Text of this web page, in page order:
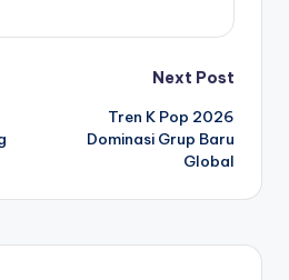
Next Post
Tren K Pop 2026
Dominasi Grup Baru
Global